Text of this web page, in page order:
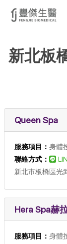
新北板
Queen Spa
服務項目： 身體
聯絡方式：
新北市板橋區光
Hera Spa赫
服務項目： 身體